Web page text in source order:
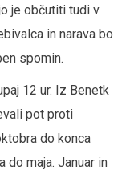
je občutiti tudi v
in narava bo
spomin.
12 ur. Iz Benetk
pot proti
do konca
do maja. Januar in